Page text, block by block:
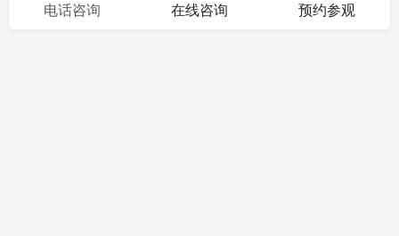
电话咨询 在线咨询 预约参观